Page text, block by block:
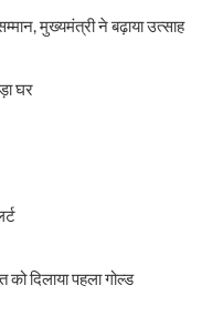
सम्मान, मुख्यमंत्री ने बढ़ाया उत्साह
घर
को दिलाया पहला गोल्ड